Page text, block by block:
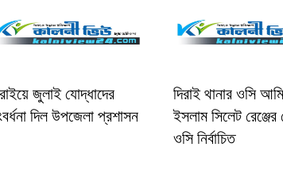
জুলাই যোদ্ধাদের
দিল উপজেলা প্রশাসন
দিরাই থানার ওসি
ইসলাম সিলেট রেঞ্জের
ওসি নির্বাচিত